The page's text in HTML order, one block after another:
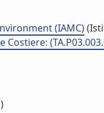
(IAMC)